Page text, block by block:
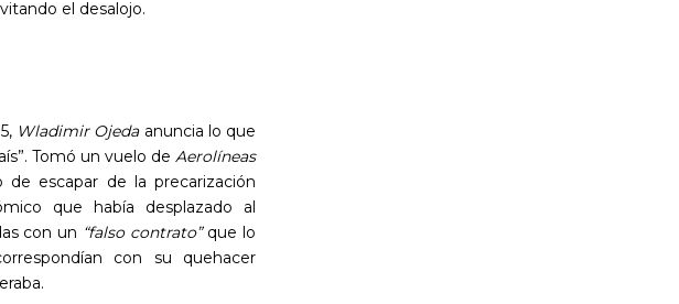
el desalojo.
Wladimir Ojedaanuncia lo que
Tomó un vuelo de Aerolíneas
escapar de la precarización
que había desplazado al
con un “falso contrato”que lo
con su quehacer